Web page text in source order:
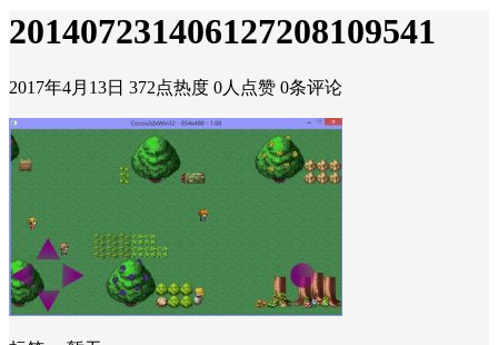
201407231406127208109541
2017年4月13日 372点热度 0人点赞 0条评论